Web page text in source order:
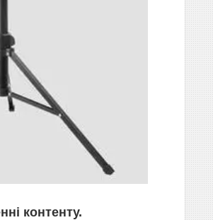
контенту.